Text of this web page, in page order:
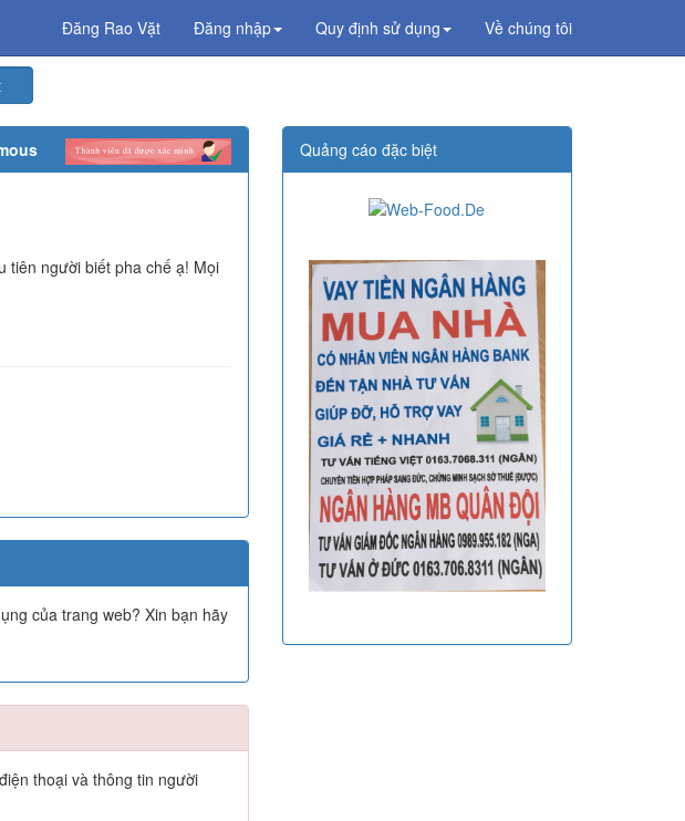
Đăng Rao Vặt Đăng nhập Quy định sử dụng Về chúng tôi
tiên người biết pha chế ạ! Mọi
của trang web? Xin bạn hãy
thoại và thông tin người
Quảng cáo đặc biệt